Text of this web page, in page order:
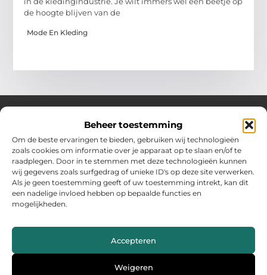
Beheer toestemming
Om de beste ervaringen te bieden, gebruiken wij technologieën
zoals cookies om informatie over je apparaat op te slaan en/of te
raadplegen. Door in te stemmen met deze technologieën kunnen
wij gegevens zoals surfgedrag of unieke ID's op deze site verwerken.
Als je geen toestemming geeft of uw toestemming intrekt, kan dit
een nadelige invloed hebben op bepaalde functies en
mogelijkheden.
Accepteren
Weigeren
de hoogte blijven van de
Mode En Kleding
Over Hollandwinkelt
Jouw bron voor inspiratie en handige tips voor het dagelijks
leven.
Verken een gevarieerde selectie blogs en artikelen boordevol
praktische adviezen en verrassende inzichten om het beste uit
elke dag te halen.